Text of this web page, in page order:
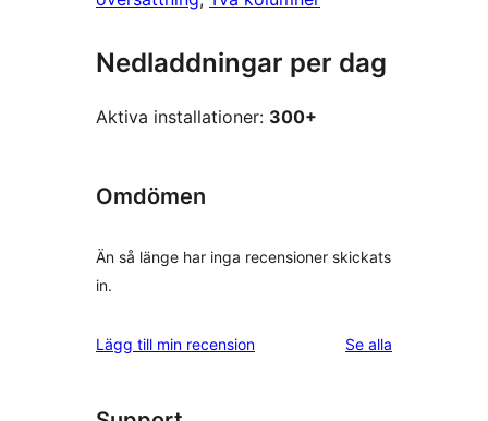
Nedladdningar per dag
Aktiva installationer: 300+
Omdömen
Än så länge har inga recensioner skickats
in.
Lägg till min recension Se alla